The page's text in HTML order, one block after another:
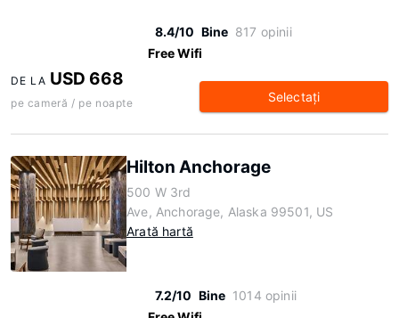
8.4/10 Bine 817 opinii
Free Wifi
DE LA USD 668
pe cameră / pe noapte Selectaţi
Hilton Anchorage
500 W 3rd
Ave, Anchorage, Alaska 99501, US
Arată hartă
7.2/10 Bine 1014 opinii